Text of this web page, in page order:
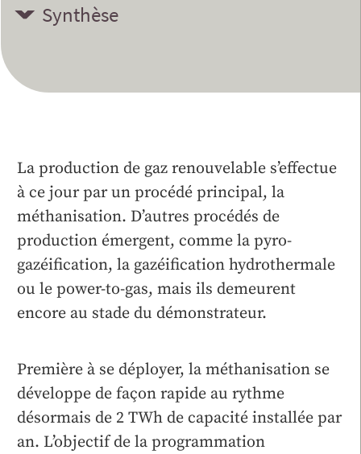
Synthèse
La production de gaz renouvelable s’effectue
à ce jour par un procédé principal, la
méthanisation. D’autres procédés de
production émergent, comme la pyro-
gazéification, la gazéification hydrothermale
ou le power-to-gas, mais ils demeurent
encore au stade du démonstrateur.
Première à se déployer, la méthanisation se
développe de façon rapide au rythme
désormais de 2 TWh de capacité installée par
an. L’objectif de la programmation